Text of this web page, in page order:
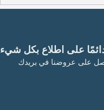
دائمًا على اطلاع بكل شيء
على عروضنا في بريدك